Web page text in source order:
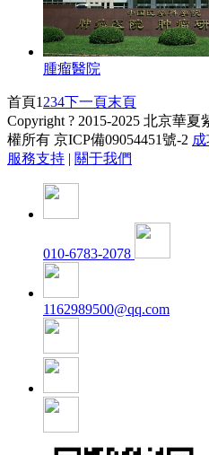
腫瘤醫院
首頁1 234下一頁末頁
Copyright ? 2015-2025 北京華
權所有 京ICP備09054451號-2
服務支持 | 關于我們
010-6783-2078
1162989500@qq.com